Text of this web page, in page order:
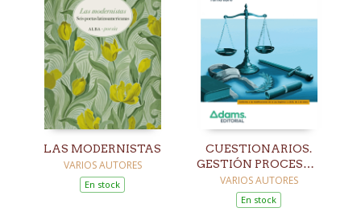
LAS MODERNISTAS
VARIOS AUTORES
En stock
CUESTIONARIOS.
GESTIÓN PROCESAL
Y ADMINISTRATIVA.
TURNO LIBRE
VARIOS AUTORES
En stock